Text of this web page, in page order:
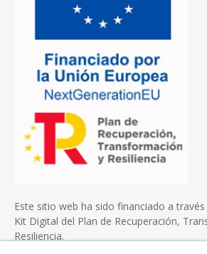
Este sitio web ha sido financiado a
Kit Digital del Plan de Recuperación,
Resiliencia.